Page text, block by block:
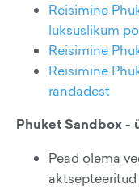
Reisimine
luksuslikum
Reisimine
Reisimine
randadest
Phuket Sandbox -
Pead olema